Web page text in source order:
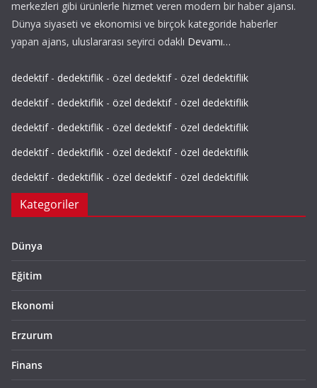
merkezleri gibi ürünlerle hizmet veren modern bir haber ajansı.
Dünya siyaseti ve ekonomisi ve birçok kategoride haberler
yapan ajans, uluslararası seyirci odaklı Devamı…
dedektif- dedektiflik - özel dedektif- özel dedektiflik
dedektif- dedektiflik - özel dedektif- özel dedektiflik
dedektif- dedektiflik - özel dedektif- özel dedektiflik
dedektif- dedektiflik - özel dedektif- özel dedektiflik
dedektif- dedektiflik - özel dedektif- özel dedektiflik
Kategoriler
Dünya
Eğitim
Ekonomi
Erzurum
Finans